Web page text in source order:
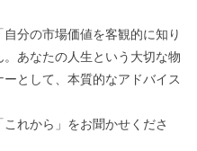
自分の市場価値を客観的に知り
あなたの人生という大切な物
として、本質的なアドバイス
れから」をお聞かせくださ